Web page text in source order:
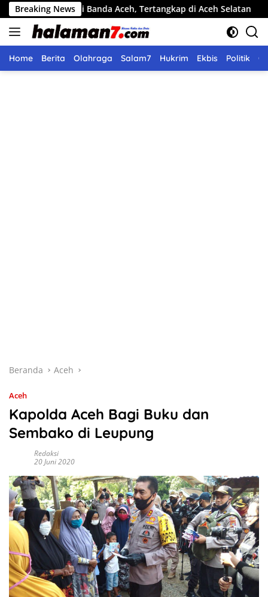
Langsung
ke
konten
Breaking News
Banda Aceh, Tertangkap di Aceh Selatan Pemko
Home Berita Olahraga Salam7 Hukrim Ekbis Politik
Beranda Aceh
Aceh
Kapolda Aceh Bagi Buku dan
Sembako di Leupung
Redaksi
20 Juni 2020